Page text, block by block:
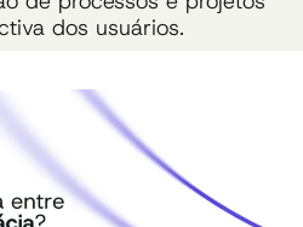
dos usuários.